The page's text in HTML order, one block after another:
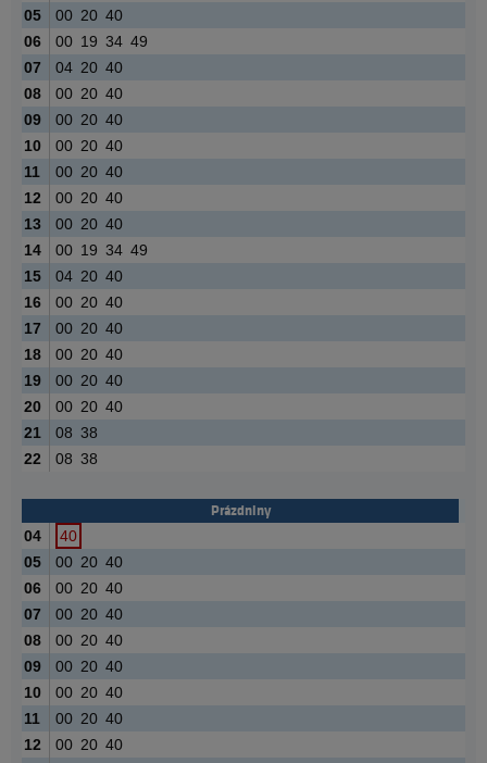
05
00 20 40
06
00 19 34 49
07
04 20 40
08
00 20 40
09
00 20 40
10
00 20 40
11
00 20 40
12
00 20 40
13
00 20 40
14
00 19 34 49
15
04 20 40
16
00 20 40
17
00 20 40
18
00 20 40
19
00 20 40
20
00 20 40
21
08 38
22
08 38
Prázdniny
04
40
05
00 20 40
06
00 20 40
07
00 20 40
08
00 20 40
09
00 20 40
10
00 20 40
11
00 20 40
12
00 20 40